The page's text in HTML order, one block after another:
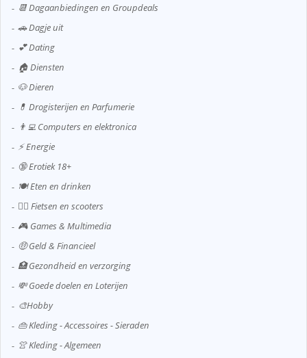
📆 Dagaanbiedingen en Groupdeals
🚗 Dagje uit
💕 Dating
🏠 Diensten
🐶 Dieren
💊 Drogisterijen en Parfumerie
👨‍💻 Computers en elektronica
⚡ Energie
🔞 Erotiek 18+
🍽️ Eten en drinken
🚴‍♂️ Fietsen en scooters
🎮 Games & Multimedia
🤑 Geld & Financieel
🏥 Gezondheid en verzorging
💸 Goede doelen en Loterijen
🎨Hobby
👜 Kleding - Accessoires - Sieraden
👚 Kleding - Algemeen